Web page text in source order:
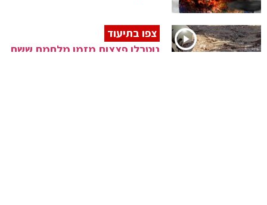
צפו בתיעוד
נוטרלו פצצות מזמן מלחמת ששת